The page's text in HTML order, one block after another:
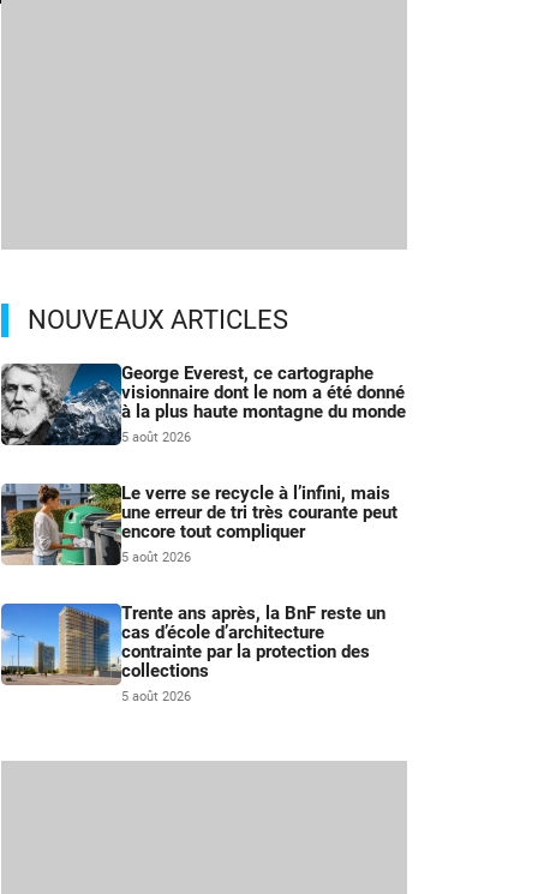
NOUVEAUX ARTICLES
George Everest, ce cartographe
visionnaire dont le nom a été donné
à la plus haute montagne du monde
5 août 2026
Le verre se recycle à l’infini, mais
une erreur de tri très courante peut
encore tout compliquer
5 août 2026
Trente ans après, la BnF reste un
cas d’école d’architecture
contrainte par la protection des
collections
5 août 2026